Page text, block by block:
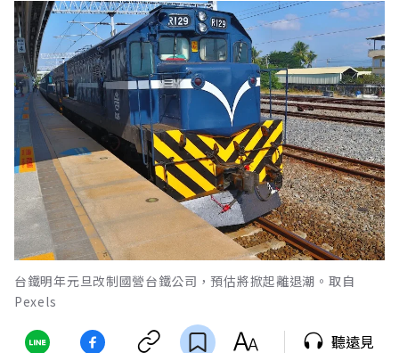
台鐵明年元旦改制國營台鐵公司，預估將掀起離退潮。取自
Pexels
聽遠見